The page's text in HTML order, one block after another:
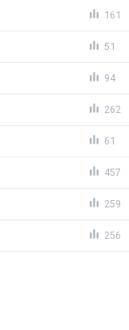
161
51
94
262
61
457
259
256